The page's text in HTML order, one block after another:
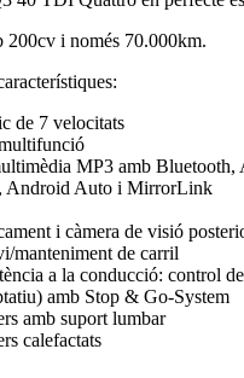
200cv i només 70.000km.
de 7 velocitats
MP3 amb
Android Auto i MirrorLink
i càmera de visió
manteniment de carril
a la conducció: control
amb Stop & Go-System
amb suport lumbar
calefactats